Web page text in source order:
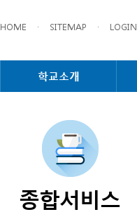
HOME · SITEMAP · LOGIN
학교소개
종합서비스